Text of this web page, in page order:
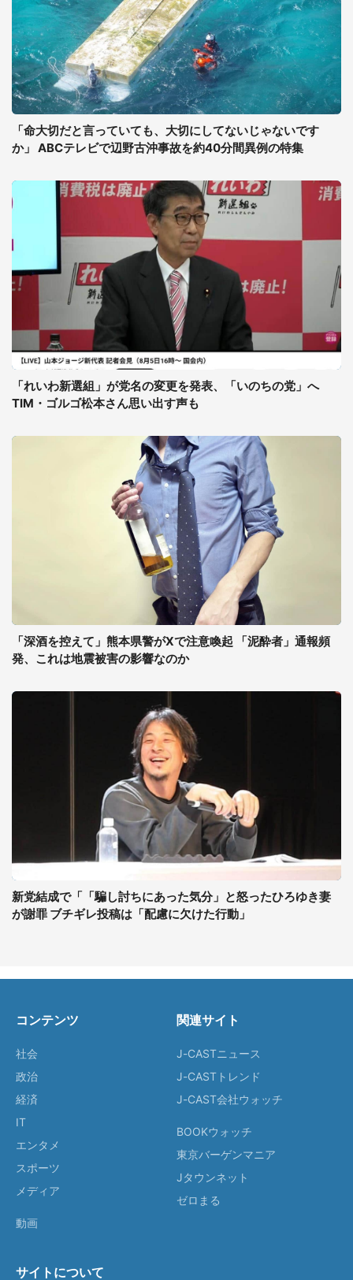
「命大切だと言っていても、大切にしてないじゃないです
か」 ABCテレビで辺野古沖事故を約40分間異例の特集
「れいわ新選組」が党名の変更を発表、「いのちの党」へ
TIM・ゴルゴ松本さん思い出す声も
「深酒を控えて」熊本県警がXで注意喚起 「泥酔者」通報頻
発、これは地震被害の影響なのか
新党結成で「「騙し討ちにあった気分」と怒ったひろゆき妻
が謝罪 ブチギレ投稿は「配慮に欠けた行動」
コンテンツ
社会
政治
経済
IT
エンタメ
スポーツ
メディア
動画
関連サイト
J-CASTニュース
J-CASTトレンド
J-CAST会社ウォッチ
BOOKウォッチ
東京バーゲンマニア
Jタウンネット
ゼロまる
サイトについて